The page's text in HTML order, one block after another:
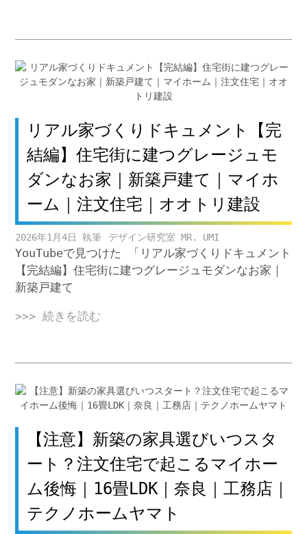
リアル家づくりドキュメント【完
結編】住宅街に建つグレージュモ
ダンなお家｜新築戸建て｜マイホ
ーム｜注文住宅｜オオトリ建設
2026年1月4日 デザイン研究室 MR. UMI
YouTubeで見つけた 「リアル家づくりドキュメント
【完結編】住宅街に建つグレージュモダンなお家｜
新築戸建て
>>> 続きを読む
【注意】新築の家具選びいつスタ
ート？注文住宅で起こるマイホー
ム後悔｜16畳LDK｜奈良｜工務店｜
テクノホームヤマト